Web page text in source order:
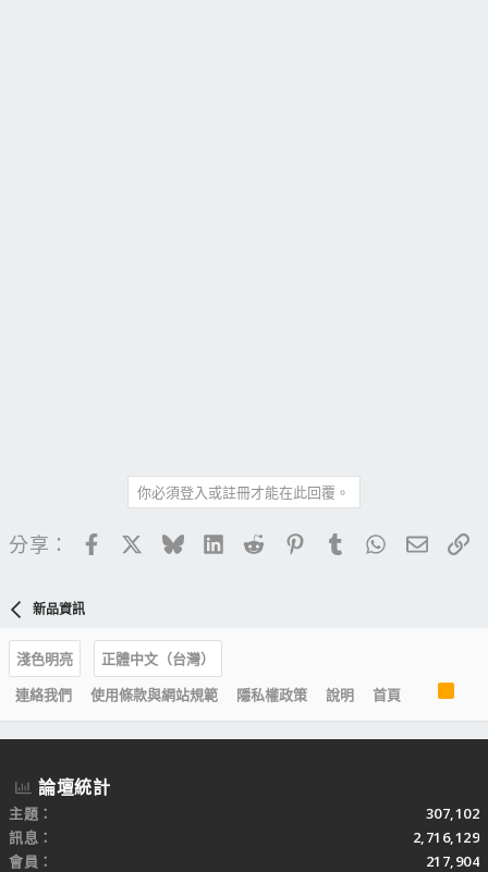
你必須登入或註冊才能在此回覆。
分享： FacebookBlueskyLinkedIn
Reddit PinterestTumblrWhatsApp
電子
新品資訊
淺色明亮
正體中文（台灣）
連絡我們
使用條款與網站規範 隱私權政策 說明 首頁
S
論壇統計
主題
307,102
訊息
2,716,129
會員
217,904